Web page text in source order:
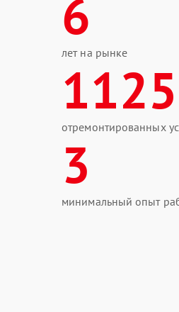
6
лет на рынке
1125
отремонтированных
3
минимальный опыт